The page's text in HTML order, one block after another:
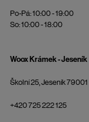
Po-Pá: 10:00 - 19:00
So: 10:00 - 18:00
Woox Krámek - Jeseník
Školní 25, Jeseník 79001
+420 725 222 125